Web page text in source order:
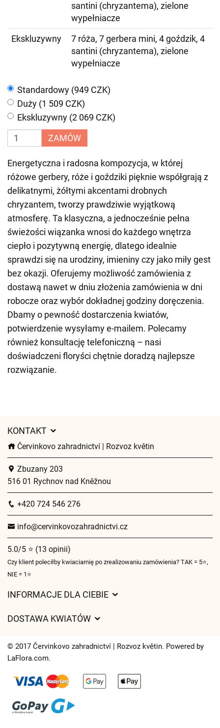
santini (chryzantema), zielone
wypełniacze
Ekskluzywny
7 róża, 7 gerbera mini, 4 goździk, 4
santini (chryzantema), zielone
wypełniacze
Standardowy (949 CZK)
Duży (1 509 CZK)
Ekskluzywny (2 069 CZK)
ZAMÓW
Energetyczna i radosna kompozycja, w której
różowe gerbery, róże i goździki pięknie współgrają z
delikatnymi, żółtymi akcentami drobnych
chryzantem, tworzy prawdziwie wyjątkową
atmosferę. Ta klasyczna, a jednocześnie pełna
świeżości wiązanka wnosi do każdego wnętrza
ciepło i pozytywną energię, dlatego idealnie
sprawdzi się na urodziny, imieniny czy jako miły gest
bez okazji. Oferujemy możliwość zamówienia z
dostawą nawet w dniu złożenia zamówienia w dni
robocze oraz wybór dokładnej godziny doręczenia.
Dbamy o pewność dostarczenia kwiatów,
potwierdzenie wysyłamy e-mailem. Polecamy
również konsultację telefoniczną – nasi
doświadczeni floryści chętnie doradzą najlepsze
rozwiązanie.
KONTAKT
Červinkovo zahradnictví | Rozvoz květin
Zbuzany 203
516 01 Rychnov nad Kněžnou
+420 724 546 276
info@cervinkovozahradnictvi.cz
5.0/5 ⭐ (13 opinii)
Czy klient poleciłby kwiaciarnię po zrealizowaniu zamówienia? TAK = 5⭐,
NIE = 1⭐
INFORMACJE DLA CIEBIE
Czasy dostawy kwiatów – przegląd możliwości
DOSTAWA KWIATÓW
Gdzie dostarczamy kwiaty
Kontakt
© 2017 Červinkovo zahradnictví | Rozvoz květin. Powered by
LaFlora.com.